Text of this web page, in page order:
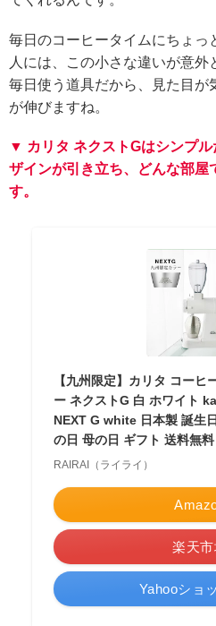
毎日のコーヒータイムにちょっ
人には、この小さな違いが意外
毎日使う道具だから、見た目が
が伸びますね。
▼ カリタ ネクストGはシンプ
ザインが引き立ち、どんな部屋
す。
【九州限定】カリタ コーヒ
ー ネクストG 白 ホワイト
NEXT G white 日本製 誕生
の日 母の日 ギフト 送料無料
RAIRAI（ライライ）
楽天
Yahooショ